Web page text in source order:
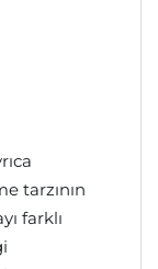
tarzının
farklı